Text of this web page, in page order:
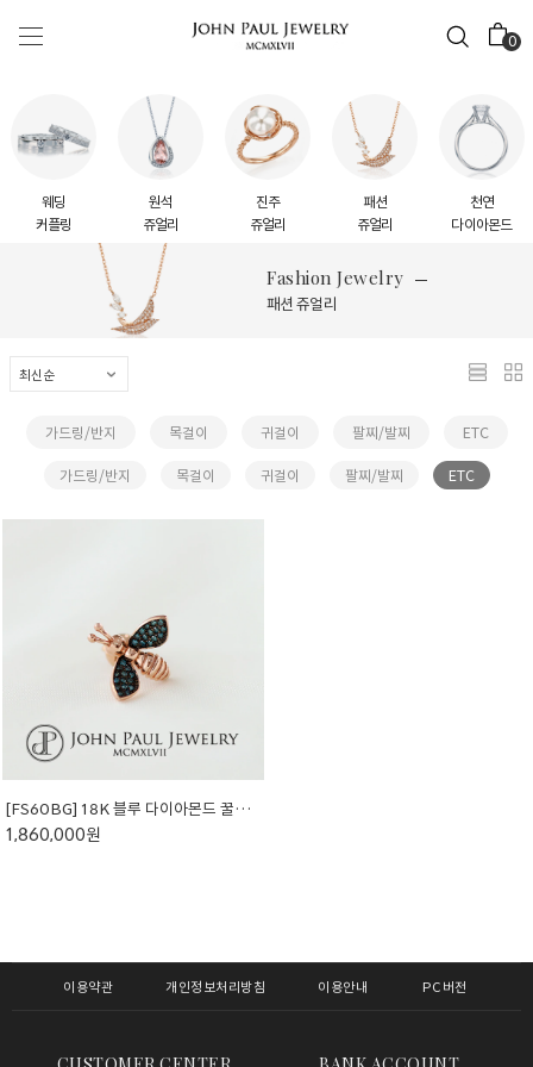
0
웨딩
커플링
원석
쥬얼리
진주
쥬얼리
패션
쥬얼리
천연
다이아몬드
Fashion Jewelry
패션 쥬얼리
가드링/반지 목걸이 귀걸이 팔찌/발찌 ETC
가드링/반지 목걸이 귀걸이 팔찌/발찌 ETC
[FS60BG] 18K 블루 다이아몬드 꿀벌 뱃지 (천연석)
1,860,000원
이용약관 개인정보처리방침 이용안내 PC버전